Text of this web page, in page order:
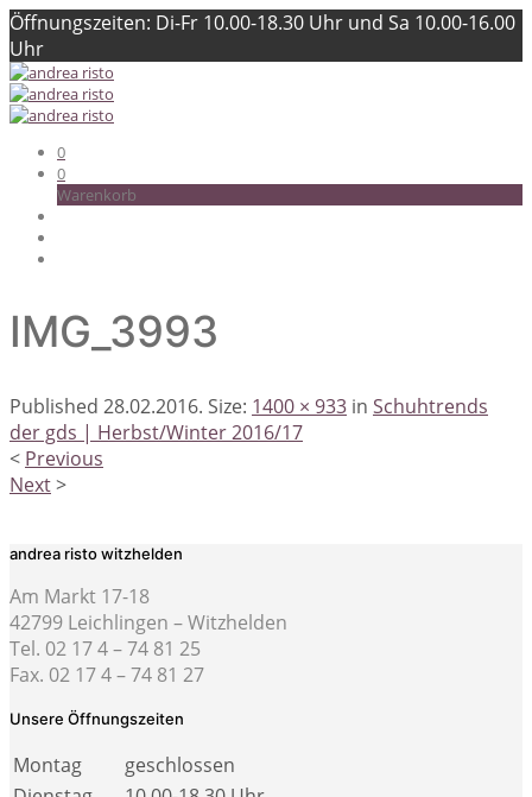
Öffnungszeiten: Di-Fr 10.00-18.30 Uhr und Sa 10.00-16.00
Uhr
0
0
Warenkorb
IMG_3993
Published 28.02.2016. Size: 1400 × 933 in Schuhtrends
der gds | Herbst/Winter 2016/17
< Previous
Next>
andrea risto witzhelden
Am Markt 17-18
42799 Leichlingen – Witzhelden
Tel. 02 17 4 – 74 81 25
Fax. 02 17 4 – 74 81 27
Unsere Öffnungszeiten
Montag
geschlossen